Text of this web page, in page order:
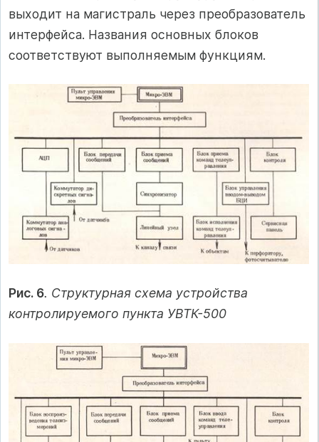
выходит на магистраль через преобразователь
интерфейса. Названия основных блоков
соответствуют выполняемым функциям.
Рис. 6. Структурная схема устройства
контролируемого пункта УВТК-500